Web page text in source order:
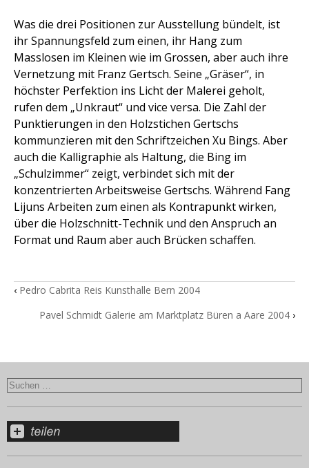
Was die drei Positionen zur Ausstellung bündelt, ist
ihr Spannungsfeld zum einen, ihr Hang zum
Masslosen im Kleinen wie im Grossen, aber auch ihre
Vernetzung mit Franz Gertsch. Seine „Gräser“, in
höchster Perfektion ins Licht der Malerei geholt,
rufen dem „Unkraut“ und vice versa. Die Zahl der
Punktierungen in den Holzstichen Gertschs
kommunzieren mit den Schriftzeichen Xu Bings. Aber
auch die Kalligraphie als Haltung, die Bing im
„Schulzimmer“ zeigt, verbindet sich mit der
konzentrierten Arbeitsweise Gertschs. Während Fang
Lijuns Arbeiten zum einen als Kontrapunkt wirken,
über die Holzschnitt-Technik und den Anspruch an
Format und Raum aber auch Brücken schaffen.
‹ Pedro Cabrita Reis Kunsthalle Bern 2004
Pavel Schmidt Galerie am Marktplatz Büren a Aare 2004 ›